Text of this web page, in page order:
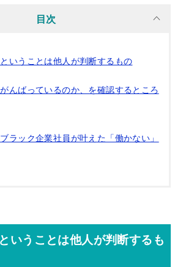
目次
いうことは他人が判断するもの
んばっているのか、を確認するところ
ラック企業社員が叶えた「働かない」
いうことは他人が判断するも